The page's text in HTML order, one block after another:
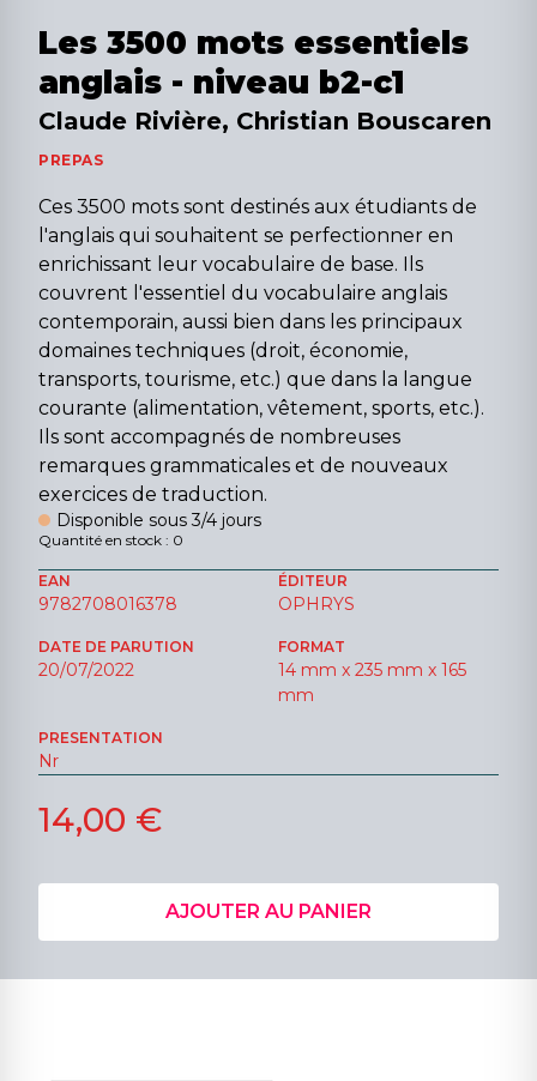
Les 3500 mots essentiels
anglais - niveau b2-c1
Claude Rivière, Christian Bouscaren
PREPAS
Ces 3500 mots sont destinés aux étudiants de
l'anglais qui souhaitent se perfectionner en
enrichissant leur vocabulaire de base. Ils
couvrent l'essentiel du vocabulaire anglais
contemporain, aussi bien dans les principaux
domaines techniques (droit, économie,
transports, tourisme, etc.) que dans la langue
courante (alimentation, vêtement, sports, etc.).
Ils sont accompagnés de nombreuses
remarques grammaticales et de nouveaux
exercices de traduction.
Disponible sous 3/4 jours
Quantité en stock : 0
EAN
9782708016378
ÉDITEUR
OPHRYS
DATE DE PARUTION
20/07/2022
FORMAT
14 mm x 235 mm x 165
mm
PRESENTATION
Nr
14,00 €
AJOUTER AU PANIER